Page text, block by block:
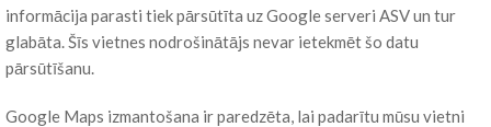
informācija parasti tiek pārsūtīta uz Google serveri ASV un tur
glabāta. Šīs vietnes nodrošinātājs nevar ietekmēt šo datu
pārsūtīšanu.
Google Maps izmantošana ir paredzēta, lai padarītu mūsu vietni